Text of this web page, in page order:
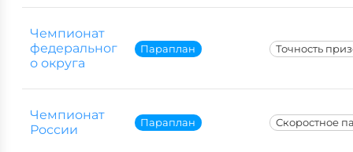
Чемпионат
федеральног
о округа
Параплан Точность
Чемпионат
России
Параплан Скоростное